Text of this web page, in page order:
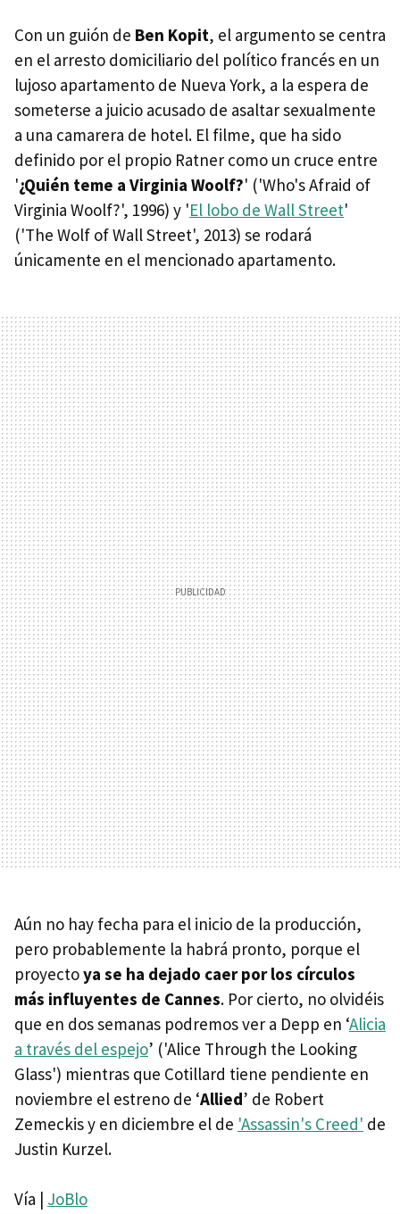
Con un guión de Ben Kopit, el argumento se centra
en el arresto domiciliario del político francés en un
lujoso apartamento de Nueva York, a la espera de
someterse a juicio acusado de asaltar sexualmente
a una camarera de hotel. El filme, que ha sido
definido por el propio Ratner como un cruce entre
'¿Quién teme a Virginia Woolf?' ('Who's Afraid of
Virginia Woolf?', 1996) y 'El lobo de Wall Street'
('The Wolf of Wall Street', 2013) se rodará
únicamente en el mencionado apartamento.
Aún no hay fecha para el inicio de la producción,
pero probablemente la habrá pronto, porque el
proyectoya se ha dejado caer por los círculos
más influyentes de Cannes. Por cierto, no olvidéis
que en dos semanas podremos ver a Depp en ‘Alicia
a través del espejo’ ('Alice Through the Looking
Glass') mientras que Cotillard tiene pendiente en
noviembre el estreno de ‘Allied’ de Robert
Zemeckis y en diciembre el de 'Assassin's Creed' de
Justin Kurzel.
Vía | JoBlo